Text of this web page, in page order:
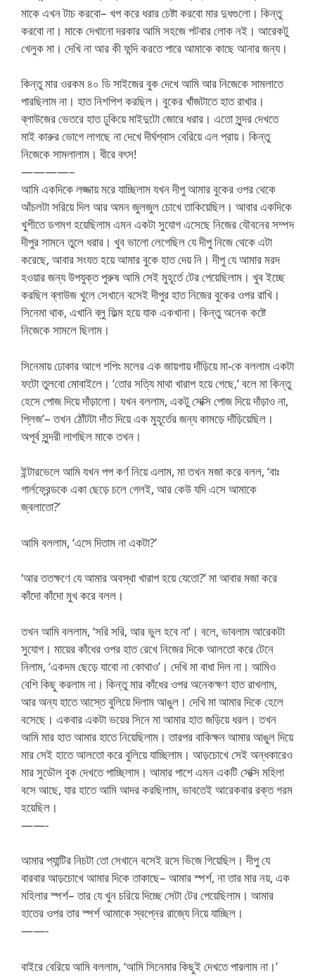
মাকে এখন টাচ করবো– খপ করে ধরার চেষ্টা করবো মার দুধগুলো। কিন্তু
করবো না। মাকে দেখানো দরকার আমি সহজে পটবার লোক নই। আরেকটু
খেলুক মা। দেখি না আর কী ফন্দি করতে পারে আমাকে কাছে আনার জন্য।
কিন্তু মার ওরকম ৪০ ডি সাইজের বুক দেখে আমি আর নিজেকে সামলাতে
পারছিলাম না। হাত নিশপিশ করছিল। বুকের খাঁজটাতে হাত রাখার।
ব্লাউজের ভেতরে হাত ঢুকিয়ে মাইদুটো জোরে ধরার। এতো সুন্দর দেখতে
মাই কারুর ভোগে লাগছে না দেখে দীর্ঘশ্বাস বেরিয়ে এল প্রায়। কিন্তু
নিজেকে সামলালাম। ধীরে বৎস!
————–
আমি একদিকে লজ্জায় মরে যাচ্ছিলাম যখন দীপু আমার বুকের ওপর থেকে
আঁচলটা সরিয়ে দিল আর অমন জুলজুল চোখে তাকিয়েছিল। আবার একদিকে
খুশীতে ডগমগ হয়েছিলাম এমন একটা সুযোগ এসেছে নিজের যৌবনের সম্পদ
দীপুর সামনে তুলে ধরার। খুব ভালো লেগেছিল যে দীপু নিজে থেকে এটা
করেছে, আবার সংযত হয়ে আমার বুকে হাত দেয় নি। দীপু যে আমার মরদ
হওয়ার জন্য উপযুক্ত পুরুষ আমি সেই মুহূর্তে টের পেয়েছিলাম। খুব ইচ্ছে
করছিল ব্লাউজ খুলে সেখানে বসেই দীপুর হাত নিজের বুকের ওপর রাখি।
সিনেমা থাক, এখানি ব্লু ফিল্ম হয়ে যাক একখানা। কিন্তু অনেক কষ্টে
নিজেকে সামলে ছিলাম।
সিনেমায় ঢোকার আগে শপিং মলের এক জায়গায় দাঁড়িয়ে মা-কে বললাম একটা
ফটো তুলবো মোবাইলে। ‘তোর সত্যি মাথা খারাপ হয়ে গেছে,’ বলে মা কিন্তু
হেসে পোজ দিয়ে দাঁড়ালো। যখন বললাম, একটু সেক্সি পোজ দিয়ে দাঁড়াও না,
প্লিজ’– তখন ঠোঁটটা দাঁত দিয়ে এক মুহূর্তের জন্য কামড়ে দাঁড়িয়েছিল।
অপূর্ব সুন্দরী লাগছিল মাকে তখন।
ইন্টারভেলে আমি যখন পপ কর্ণ নিয়ে এলাম, মা তখন মজা করে বলল, ‘বাঃ
গার্লফ্রেন্ডকে একা ছেড়ে চলে গেলই, আর কেউ যদি এসে আমাকে
জ্বলাতো?’
আমি বললাম, ‘এসে দিতাম না একটা?’
‘আর ততক্ষণে যে আমার অবস্থা খারাপ হয়ে যেতো?’ মা আবার মজা করে
কাঁদো কাঁদো মুখ করে বলল।
তখন আমি বললাম, ‘সরি সরি, আর ভুল হবে না’। বলে, ভাবলাম আরেকটা
সুযোগ। মায়ের কাঁধের ওপর হাত রেখে নিজের দিকে আলতো করে টেনে
নিলাম, ‘একদম ছেড়ে যাবো না কোথাও’। দেখি মা বাধা দিল না। আমিও
বেশি কিছু করলাম না। কিন্তু মার কাঁধের ওপর অনেকক্ষণ হাত রাখলাম,
আর অন্য হাতে আস্তে বুলিয়ে দিলাম আঙুল। দেখি মা আমার দিকে হেলে
বসেছে। একবার একটা ভয়ের সিনে মা আমার হাত জড়িয়ে ধরল। তখন
আমি মার হাত আমার হাতে নিয়েছিলাম। তারপর বাকিক্ষন আমার আঙুল দিয়ে
মার সেই হাতে আলতো করে বুলিয়ে যাচ্ছিলাম। আড়চোখে সেই অন্ধকারেও
মার সুডৌল বুক দেখতে পাচ্ছিলাম। আমার পাশে এমন একটি সেক্সি মহিলা
বসে আছে, যার হাতে আমি আদর করছিলাম, ভাবতেই আরেকবার রক্ত গরম
হয়েছিল।
——-
আমার প্যান্টির নিচটা তো সেখানে বসেই রসে ভিজে গিয়েছিল। দীপু যে
বারবার আড়চোখে আমার দিকে তাকাছে– আমার স্পর্শ, না তার মার নয়, এক
মহিলার স্পর্শ– তার যে খুন চরিয়ে দিচ্ছে সেটা টের পেয়েছিলাম। আমার
হাতের ওপর তার স্পর্শ আমাকে স্বপ্নের রাজ্যে নিয়ে যাচ্ছিল।
——-
বাইরে বেরিয়ে আমি বললাম, ‘আমি সিনেমার কিছুই দেখতে পারলাম না।’